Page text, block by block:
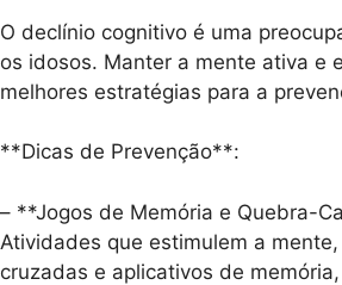
O declínio cognitivo é uma
os idosos. Manter a mente ativa e
melhores estratégias para a
**Dicas de Prevenção**:
– **Jogos de Memória e Quebra-
Atividades que estimulem a
cruzadas e aplicativos de